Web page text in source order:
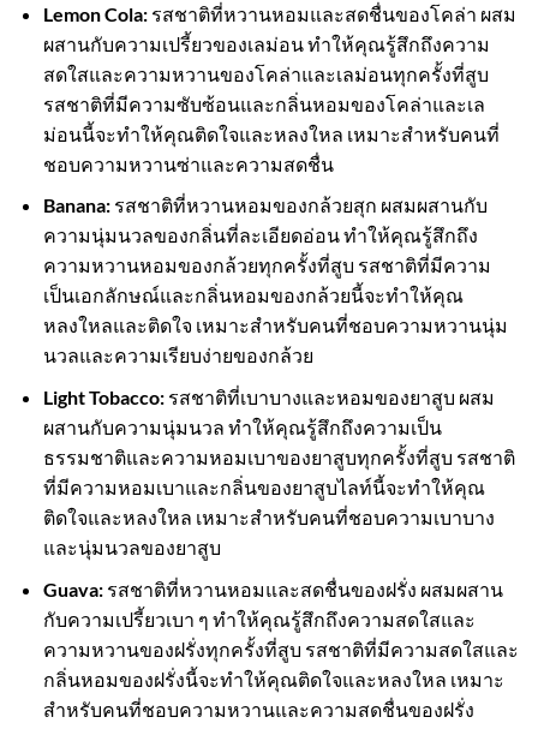
Lemon Cola:รสชาติที่หวานหอมและสดชื่นของโคล่า ผสม
ผสานกับความเปรี้ยวของเลม่อน ทำให้คุณรู้สึกถึงความ
สดใสและความหวานของโคล่าและเลม่อนทุกครั้งที่สูบ
รสชาติที่มีความซับซ้อนและกลิ่นหอมของโคล่าและเล
ม่อนนี้จะทำให้คุณติดใจและหลงใหล เหมาะสำหรับคนที่
ชอบความหวานซ่าและความสดชื่น
Banana:รสชาติที่หวานหอมของกล้วยสุก ผสมผสานกับ
ความนุ่มนวลของกลิ่นที่ละเอียดอ่อน ทำให้คุณรู้สึกถึง
ความหวานหอมของกล้วยทุกครั้งที่สูบ รสชาติที่มีความ
เป็นเอกลักษณ์และกลิ่นหอมของกล้วยนี้จะทำให้คุณ
หลงใหลและติดใจ เหมาะสำหรับคนที่ชอบความหวานนุ่ม
นวลและความเรียบง่ายของกล้วย
Light Tobacco:รสชาติที่เบาบางและหอมของยาสูบ ผสม
ผสานกับความนุ่มนวล ทำให้คุณรู้สึกถึงความเป็น
ธรรมชาติและความหอมเบาของยาสูบทุกครั้งที่สูบ รสชาติ
ที่มีความหอมเบาและกลิ่นของยาสูบไลท์นี้จะทำให้คุณ
ติดใจและหลงใหล เหมาะสำหรับคนที่ชอบความเบาบาง
และนุ่มนวลของยาสูบ
Guava:รสชาติที่หวานหอมและสดชื่นของฝรั่ง ผสมผสาน
กับความเปรี้ยวเบา ๆ ทำให้คุณรู้สึกถึงความสดใสและ
ความหวานของฝรั่งทุกครั้งที่สูบ รสชาติที่มีความสดใสและ
กลิ่นหอมของฝรั่งนี้จะทำให้คุณติดใจและหลงใหล เหมาะ
สำหรับคนที่ชอบความหวานและความสดชื่นของฝรั่ง